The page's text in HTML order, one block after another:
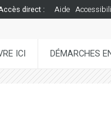
direct : Aide
ICI DÉMARCHES